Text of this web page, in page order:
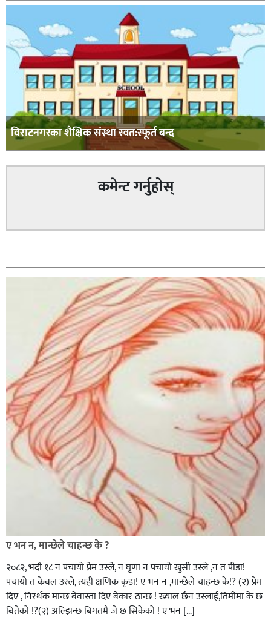
विराटनगरका शैक्षिक संस्था स्वत:स्फूर्त बन्द
कमेन्ट गर्नुहोस्
ए भन न, मान्छेले चाहन्छ के ?
२०८२, भदाै १८ न पचायो प्रेम उस्ले, न घृणा न पचायो खुसी उस्ले ,न त पीडा!
पचायो त केवल उस्ले, त्यही क्षणिक कृडा! ए भन न ,मान्छेले चाहन्छ के!? (२) प्रेम
दिए , निरर्थक मान्छ बेवास्ता दिए बेकार ठान्छ ! ख्याल छैन उस्लाई,तिमीमा के छ
बितेको !?(२) अल्झिन्छ बिगतमै जे छ सिकेको ! ए भन […]